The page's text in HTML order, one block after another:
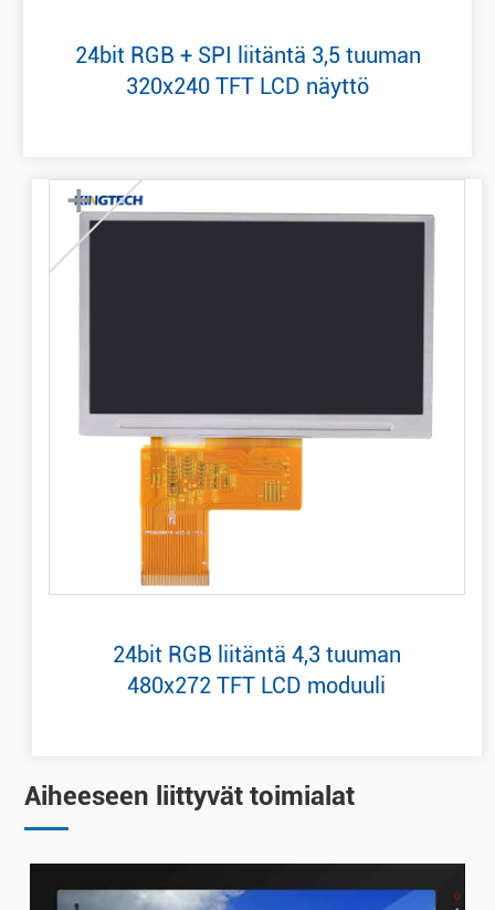
24bit RGB + SPI liitäntä 3,5 tuuman
320x240 TFT LCD näyttö
+
24bit RGB liitäntä 4,3 tuuman
480x272 TFT LCD moduuli
Aiheeseen liittyvät toimialat